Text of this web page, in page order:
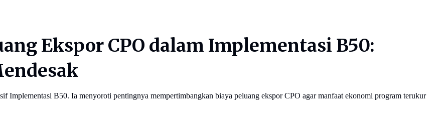
Ekspor CPO dalam Implementasi B50:
Implementasi B50. Ia menyoroti pentingnya mempertimbangkan biaya peluang ekspor CPO agar manfaat ekonomi program terukur